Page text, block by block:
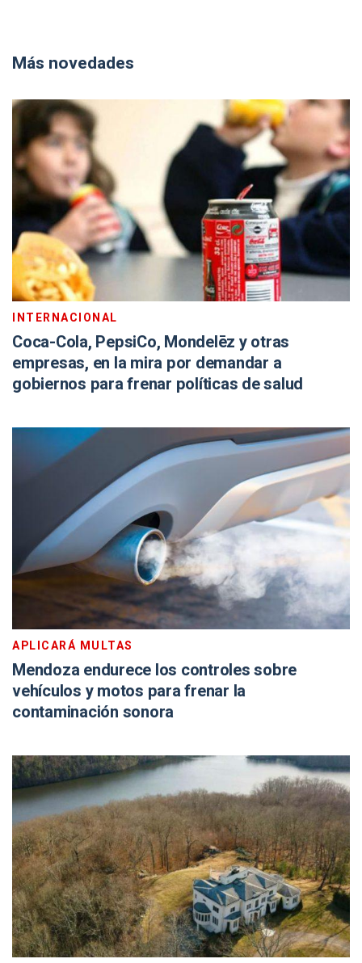
Más novedades
INTERNACIONAL
Coca-Cola, PepsiCo, Mondelēz y otras
empresas, en la mira por demandar a
gobiernos para frenar políticas de salud
APLICARÁ MULTAS
Mendoza endurece los controles sobre
vehículos y motos para frenar la
contaminación sonora